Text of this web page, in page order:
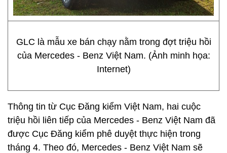
GLC là mẫu xe bán chạy nằm trong đợt triệu hồi
của Mercedes - Benz Việt Nam. (Ảnh minh họa:
Internet)
Thông tin từ Cục Đăng kiểm Việt Nam, hai cuộc
triệu hồi liên tiếp của Mercedes - Benz Việt Nam đã
được Cục Đăng kiểm phê duyệt thực hiện trong
tháng 4. Theo đó, Mercedes - Benz Việt Nam sẽ